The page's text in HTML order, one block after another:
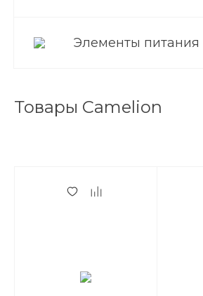
Элементы питания
Товары Camelion